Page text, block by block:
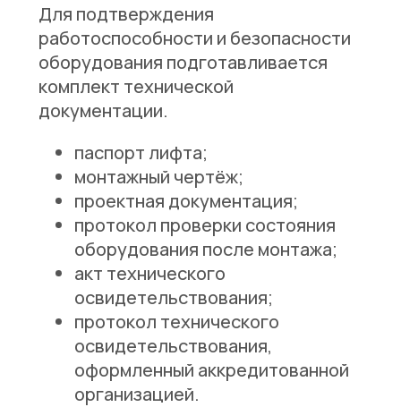
Для подтверждения
работоспособности и безопасности
оборудования подготавливается
комплект технической
документации.
паспорт лифта;
монтажный чертёж;
проектная документация;
протокол проверки состояния
оборудования после монтажа;
акт технического
освидетельствования;
протокол технического
освидетельствования,
оформленный аккредитованной
организацией.